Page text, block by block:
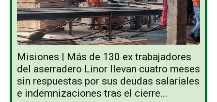
Misiones | Más de 130 ex trabajadores
del aserradero Linor llevan cuatro meses
sin respuestas por sus deudas salariales
e indemnizaciones tras el cierre...